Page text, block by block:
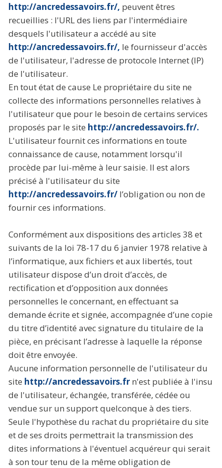
http://ancredessavoirs.fr/, peuvent êtres
recueillies : l'URL des liens par l'intermédiaire
desquels l'utilisateur a accédé au site
http://ancredessavoirs.fr/, le fournisseur d'accès
de l'utilisateur, l'adresse de protocole Internet (IP)
de l'utilisateur.
En tout état de cause Le propriétaire du site ne
collecte des informations personnelles relatives à
l'utilisateur que pour le besoin de certains services
proposés par le site http://ancredessavoirs.fr/.
L'utilisateur fournit ces informations en toute
connaissance de cause, notamment lorsqu'il
procède par lui-même à leur saisie. Il est alors
précisé à l'utilisateur du site
http://ancredessavoirs.fr/ l’obligation ou non de
fournir ces informations.
Conformément aux dispositions des articles 38 et
suivants de la loi 78-17 du 6 janvier 1978 relative à
l’informatique, aux fichiers et aux libertés, tout
utilisateur dispose d’un droit d’accès, de
rectification et d’opposition aux données
personnelles le concernant, en effectuant sa
demande écrite et signée, accompagnée d’une copie
du titre d’identité avec signature du titulaire de la
pièce, en précisant l’adresse à laquelle la réponse
doit être envoyée.
Aucune information personnelle de l'utilisateur du
site http://ancredessavoirs.fr n'est publiée à l'insu
de l'utilisateur, échangée, transférée, cédée ou
vendue sur un support quelconque à des tiers.
Seule l'hypothèse du rachat du propriétaire du site
et de ses droits permettrait la transmission des
dites informations à l'éventuel acquéreur qui serait
à son tour tenu de la même obligation de